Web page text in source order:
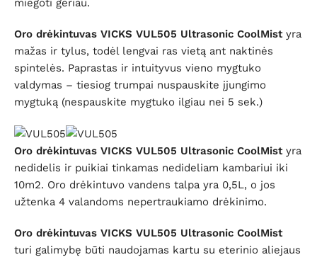
miegoti geriau.
Oro drėkintuvas VICKS VUL505 Ultrasonic CoolMistyra
mažas ir tylus, todėl lengvai ras vietą ant naktinės
spintelės. Paprastas ir intuityvus vieno mygtuko
valdymas – tiesiog trumpai nuspauskite įjungimo
mygtuką (nespauskite mygtuko ilgiau nei 5 sek.)
Oro drėkintuvas VICKS VUL505 Ultrasonic CoolMistyra
nedidelis ir puikiai tinkamas nedideliam kambariui iki
10m2. Oro drėkintuvo vandens talpa yra 0,5L, o jos
užtenka 4 valandoms nepertraukiamo drėkinimo.
Oro drėkintuvas VICKS VUL505 Ultrasonic CoolMist
turi galimybę būti naudojamas kartu su eterinio aliejaus